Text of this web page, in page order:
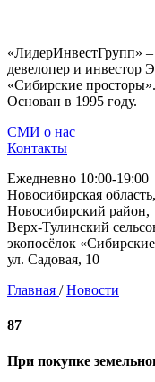
«ЛидерИнвестГрупп» –
девелопер и инвестор
«Сибирские просторы».
Основан в 1995 году.
СМИ о нас
Контакты
Ежедневно 10:00-19:00
Новосибирская область,
Новосибирский район,
Верх-Тулинский
экопосёлок
ул. Садовая, 10
Главная / Новости
87
При покупке